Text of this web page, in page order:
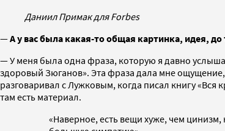
Даниил Примак для Forbes
—А у вас была какая-то общая картинка, идея,
— У меня была одна фраза, которую я давно
здоровый Зюганов». Эта фраза дала мне
разговаривал с Лужковым, когда писал книгу «Вся
там есть материал.
«Наверное, есть вещи хуже, чем